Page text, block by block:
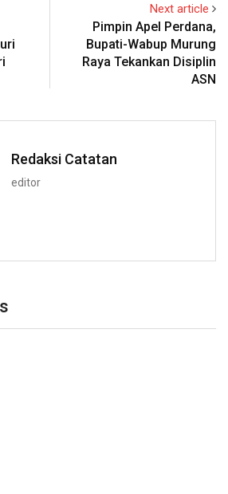
Next article
Pimpin Apel Perdana,
Bupati-Wabup Murung
Raya Tekankan Disiplin
ASN
Redaksi Catatan
editor